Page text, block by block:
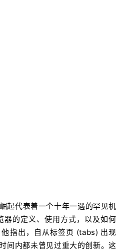
起代表着一个十年一遇的罕见机
的定义、使用方式，以及如何
指出，自从标签页 (tabs) 出现
间内都未曾见过重大的创新。这